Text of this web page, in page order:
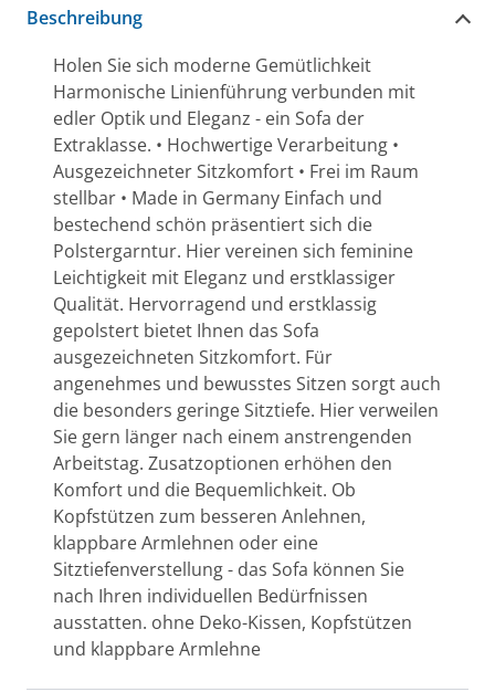
Beschreibung
Holen Sie sich moderne Gemütlichkeit
Harmonische Linienführung verbunden mit
edler Optik und Eleganz - ein Sofa der
Extraklasse. • Hochwertige Verarbeitung •
Ausgezeichneter Sitzkomfort • Frei im Raum
stellbar • Made in Germany Einfach und
bestechend schön präsentiert sich die
Polstergarntur. Hier vereinen sich feminine
Leichtigkeit mit Eleganz und erstklassiger
Qualität. Hervorragend und erstklassig
gepolstert bietet Ihnen das Sofa
ausgezeichneten Sitzkomfort. Für
angenehmes und bewusstes Sitzen sorgt auch
die besonders geringe Sitztiefe. Hier verweilen
Sie gern länger nach einem anstrengenden
Arbeitstag. Zusatzoptionen erhöhen den
Komfort und die Bequemlichkeit. Ob
Kopfstützen zum besseren Anlehnen,
klappbare Armlehnen oder eine
Sitztiefenverstellung - das Sofa können Sie
nach Ihren individuellen Bedürfnissen
ausstatten. ohne Deko-Kissen, Kopfstützen
und klappbare Armlehne